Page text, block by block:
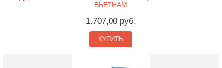
ВЬЕТНАМ
1.707,00 руб.
КУПИТЬ